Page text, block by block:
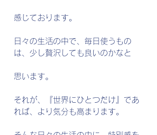
感じております。
日々の生活の中で、毎日使うもの
は、少し贅沢しても良いのかなと
思います。
それが、『世界にひとつだけ』であ
れば、より気分も高まります。